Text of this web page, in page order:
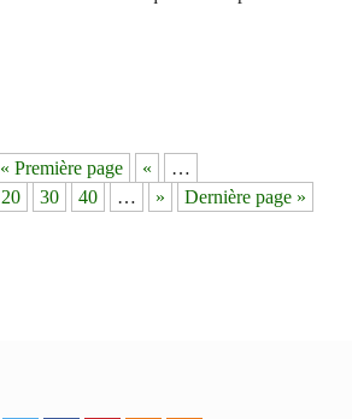
« Première page «
…
20 30 40 … » Dernière page »